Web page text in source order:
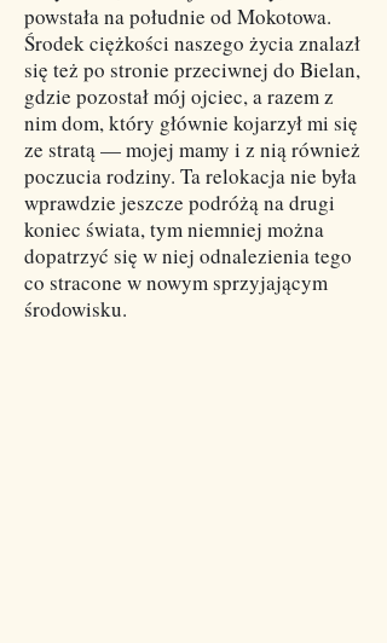
powstała na południe od Mokotowa.
Środek ciężkości naszego życia znalazł
się też po stronie przeciwnej do Bielan,
gdzie pozostał mój ojciec, a razem z
nim dom, który głównie kojarzył mi się
ze stratą — mojej mamy i z nią również
poczucia rodziny. Ta relokacja nie była
wprawdzie jeszcze podróżą na drugi
koniec świata, tym niemniej można
dopatrzyć się w niej odnalezienia tego
co stracone w nowym sprzyjającym
środowisku.